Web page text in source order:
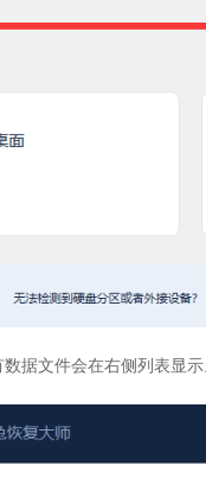
据文件会在右侧列表显